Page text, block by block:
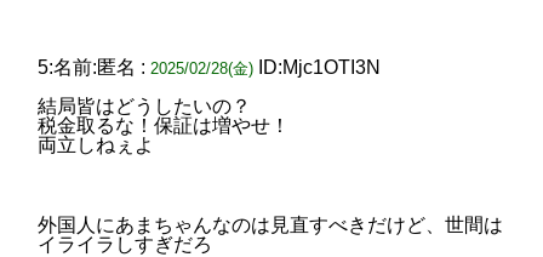
5:名前:匿名 : 2025/02/28(金)
ID:Mjc1OTI3N
結局皆はどうしたいの？
税金取るな！保証は増やせ！
両立しねぇよ
外国人にあまちゃんなのは見直すべきだけど、世間は
イライラしすぎだろ